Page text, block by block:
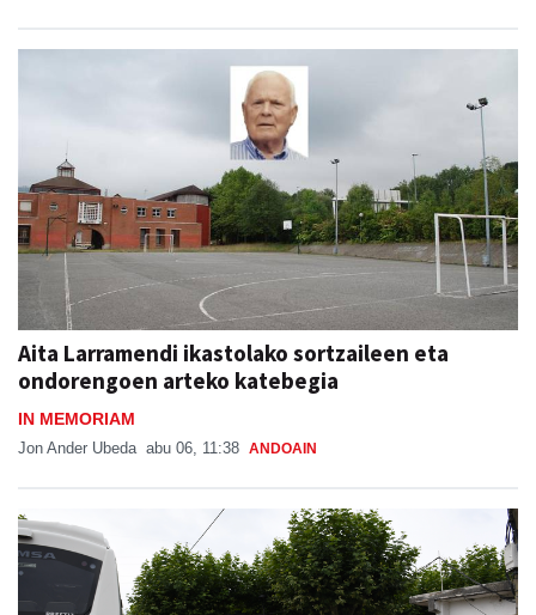
Aita Larramendi ikastolako sortzaileen eta
ondorengoen arteko katebegia
IN MEMORIAM
Jon Ander Ubeda abu 06, 11:38 ANDOAIN